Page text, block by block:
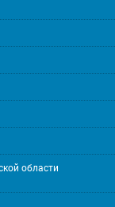
области